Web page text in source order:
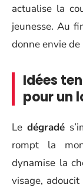
actualise la
jeunesse. Au
donne envie
Idées
pour un
Le dégradé
rompt la
dynamise la
visage,